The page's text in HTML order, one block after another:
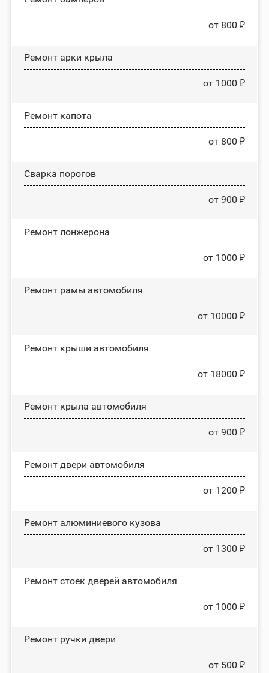
от 800 ₽
Ремонт арки крыла
от 1000 ₽
Ремонт капота
от 800 ₽
Сварка порогов
от 900 ₽
Ремонт лонжерона
от 1000 ₽
Ремонт рамы автомобиля
от 10000 ₽
Ремонт крыши автомобиля
от 18000 ₽
Ремонт крыла автомобиля
от 900 ₽
Ремонт двери автомобиля
от 1200 ₽
Ремонт алюминиевого кузова
от 1300 ₽
Ремонт стоек дверей автомобиля
от 1000 ₽
Ремонт ручки двери
от 500 ₽